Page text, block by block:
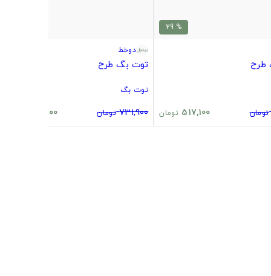
% 29
طرح
تومان 517,100 تومان
دوخط
توت بگ طرح
توت بگ
731,900 تومان 517,100